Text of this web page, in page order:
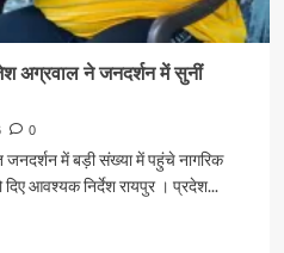
अग्रवाल ने जनदर्शन में सुनीं
0
में बड़ी संख्या में पहुंचे नागरिक
दिए आवश्यक निर्देश रायपुर । प्रदेश...